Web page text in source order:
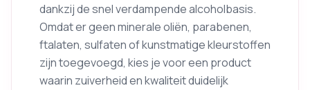
dankzij de snel verdampende alcoholbasis.
Omdat er geen minerale oliën, parabenen,
ftalaten, sulfaten of kunstmatige kleurstoffen
zijn toegevoegd, kies je voor een product
waarin zuiverheid en kwaliteit duidelijk